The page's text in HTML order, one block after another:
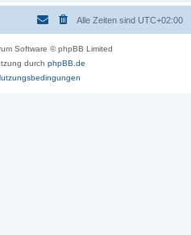
Alle Zeiten sind UTC+02:00
Software © phpBB Limited
durch phpBB.de